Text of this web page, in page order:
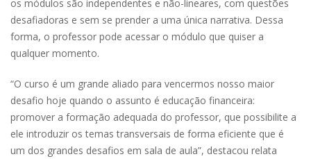
os módulos são independentes e não-lineares, com questões
desafiadoras e sem se prender a uma única narrativa. Dessa
forma, o professor pode acessar o módulo que quiser a
qualquer momento.
“O curso é um grande aliado para vencermos nosso maior
desafio hoje quando o assunto é educação financeira:
promover a formação adequada do professor, que possibilite a
ele introduzir os temas transversais de forma eficiente que é
um dos grandes desafios em sala de aula”, destacou relata